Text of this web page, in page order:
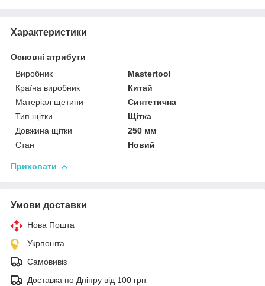
Характеристики
Основні атрибути
Виробник
Mastertool
Країна виробник
Китай
Матеріал щетини
Синтетична
Тип щітки
Щітка
Довжина щітки
250 мм
Стан
Новий
Приховати
Умови доставки
Нова Пошта
Укрпошта
Самовивіз
Доставка по Дніпру від 100 грн